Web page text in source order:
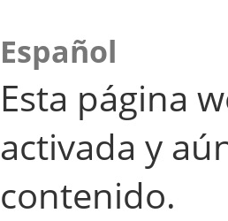
Español
Esta página
activada y
contenido.